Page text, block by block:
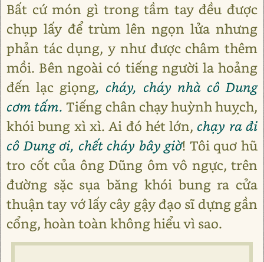
Bất cứ món gì trong tầm tay đều được
chụp lấy để trùm lên ngọn lửa nhưng
phản tác dụng, y như được châm thêm
mồi. Bên ngoài có tiếng người la hoảng
đến lạc giọng, cháy, cháy nhà cô Dung
cơm tấm. Tiếng chân chạy huỳnh huỵch,
khói bung xì xì. Ai đó hét lớn, chạy ra đi
cô Dung ơi, chết cháy bây giờ! Tôi quơ hũ
tro cốt của ông Dũng ôm vô ngực, trên
đường sặc sụa băng khói bung ra cửa
thuận tay vớ lấy cây gậy đạo sĩ dựng gần
cổng, hoàn toàn không hiểu vì sao.